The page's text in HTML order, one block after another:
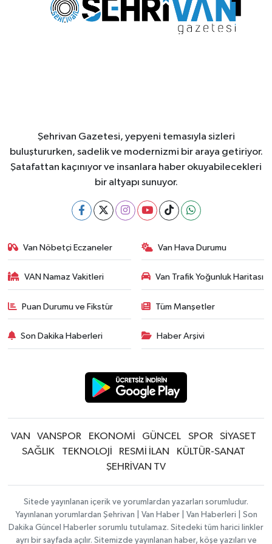
Şehrivan Gazetesi, yepyeni temasıyla sizleri
buluştururken, sadelik ve modernizmi bir araya getiriyor.
Şatafattan kaçınıyor ve insanlara haber okuyabilecekleri
bir altyapı sunuyor.
Van Nöbetçi Eczaneler Van Hava Durumu
VAN Namaz Vakitleri Van Trafik Yoğunluk Haritası
Puan Durumu ve Fikstür Tüm Manşetler
Son Dakika Haberleri Haber Arşivi
VAN VANSPOR EKONOMİ GÜNCEL SPOR
SİYASET
SAĞLIK
TEKNOLOJİ RESMİ İLAN
KÜLTÜR-SANAT
ŞEHRİVAN TV
Sitede yayınlanan içerik ve yorumlardan yazarları sorumludur.
Yayınlanan yorumlardan Şehrivan | Van Haber | Van Haberleri | Son
Dakika Güncel Haberler sorumlu tutulamaz. Sitedeki tüm harici linkler
ayrı bir sayfada açılır. Sitemizde yayınlanan haber, köşe yazıları ve